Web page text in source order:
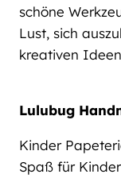
schöne
Lust, sich
kreativen
Lulubug
Kinder
Spaß für Kinder